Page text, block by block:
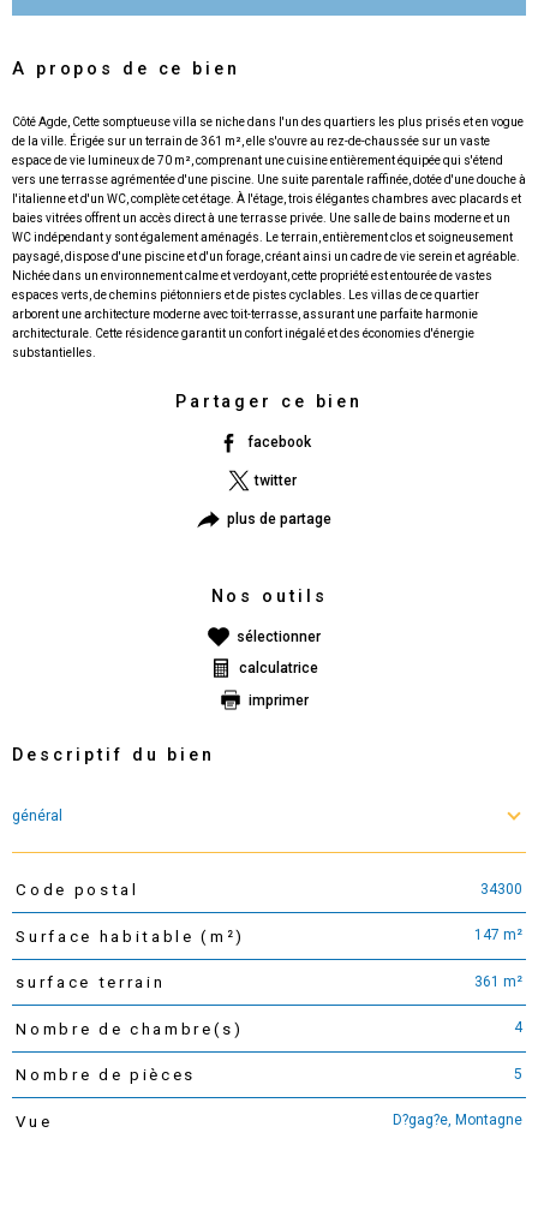
A propos de ce bien
Côté Agde, Cette somptueuse villa se niche dans l'un des quartiers les plus prisés et en vogue
de la ville. Érigée sur un terrain de 361 m², elle s'ouvre au rez-de-chaussée sur un vaste
espace de vie lumineux de 70 m², comprenant une cuisine entièrement équipée qui s'étend
vers une terrasse agrémentée d'une piscine. Une suite parentale raffinée, dotée d'une douche à
l'italienne et d'un WC, complète cet étage. À l'étage, trois élégantes chambres avec placards et
baies vitrées offrent un accès direct à une terrasse privée. Une salle de bains moderne et un
WC indépendant y sont également aménagés. Le terrain, entièrement clos et soigneusement
paysagé, dispose d'une piscine et d'un forage, créant ainsi un cadre de vie serein et agréable.
Nichée dans un environnement calme et verdoyant, cette propriété est entourée de vastes
espaces verts, de chemins piétonniers et de pistes cyclables. Les villas de ce quartier
arborent une architecture moderne avec toit-terrasse, assurant une parfaite harmonie
architecturale. Cette résidence garantit un confort inégalé et des économies d'énergie
Partager ce bien
facebook
twitter
plus de partage
Nos outils
sélectionner
calculatrice
imprimer
Descriptif du bien
général
TRAD_PAMPERO_Caracteristique
Code postal 34300
Surface habitable (m²) 147 m²
surface terrain 361 m²
Nombre de chambre(s) 4
Nombre de pièces 5
Vue D?gag?e, Montagne